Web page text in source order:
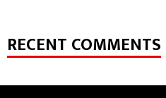
RECENT COMMENTS